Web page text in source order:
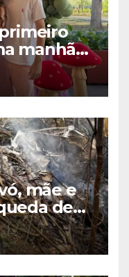
manhã
e
mãe e
de